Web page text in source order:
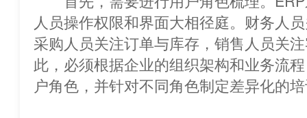
人员操作权限和界面大相径庭。财务人
采购人员关注订单与库存，销售人员关
此，必须根据企业的组织架构和业务
户角色，并针对不同角色制定差异化的